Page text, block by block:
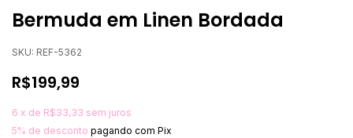
Bermuda em Linen Bordada
SKU: REF-5362
R$199,99
6 x de R$33,33 sem juros
5% de desconto pagando com Pix